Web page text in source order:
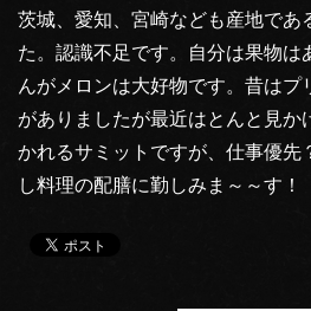
茨城、愛知、宮崎なども産地であ
た。認識不足です。自分は果物は
んがメロンは大好物です。昔はプ
がありましたが最近はとんと見か
かれるサミットですが、仕事優先
し料理の配膳に勤しみま～～す！